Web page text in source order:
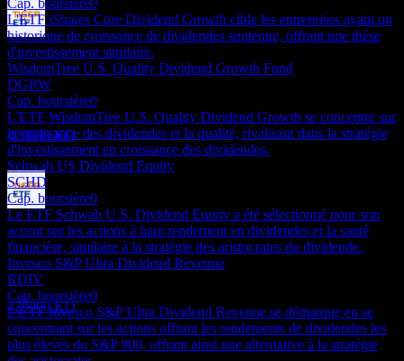
Paiement du dividende
5
JAN 27
Mirae Asset Tiger S&P500 Dividend
Aristocrats
Estimé
429000.KQ
Ex-dividende
30
JUL 27
Mirae Asset Tiger S&P500 Dividend
Aristocrats
Estimé
429000.KQ
L'ETF iShares Core Dividend Growth cible les entreprises ayant un
historique de croissance de dividendes soutenue, offrant une thèse
d'investissement similaire.
WisdomTree U.S. Quality Dividend Growth Fund
DGRW
Cap. boursière0
L'ETF WisdomTree U.S. Quality Dividend Growth se concentre sur
la croissance des dividendes et la qualité, rivalisant dans la stratégie
d'investissement en croissance des dividendes.
Schwab US Dividend Equity
SCHD
Cap. boursière0
Le ETF Schwab U.S. Dividend Equity a été sélectionné pour son
accent sur les actions à haut rendement en dividendes et la santé
financière, similaire à la stratégie des aristocrates du dividende.
Invesco S&P Ultra Dividend Revenue
RDIV
Cap. boursière0
L'ETF Invesco S&P Ultra Dividend Revenue se démarque en se
concentrant sur les actions offrant les rendements de dividendes les
plus élevés du S&P 900, offrant ainsi une alternative à la stratégie